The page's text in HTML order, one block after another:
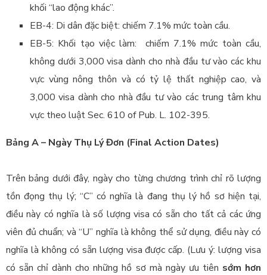
khối “lao động khác”.
EB-4: Di dân đặc biệt: chiếm 7.1% mức toàn cầu.
EB-5: Khối tạo việc làm: chiếm 7.1% mức toàn cầu,
không dưới 3,000 visa dành cho nhà đầu tư vào các khu
vực vùng nông thôn và có tỷ lệ thất nghiệp cao, và
3,000 visa dành cho nhà đầu tư vào các trung tâm khu
vực theo luật Sec. 610 of Pub. L. 102-395.
Bảng A – Ngày Thụ Lý Đơn (Final Action Dates)
Trên bảng dưới đây, ngày cho từng chương trình chỉ rõ lượng
tồn đọng thụ lý; “C” có nghĩa là đang thụ lý hồ sơ hiện tại,
điều này có nghĩa là số lượng visa có sẵn cho tất cả các ứng
viên đủ chuẩn; và “U” nghĩa là không thể sử dụng, điều này có
nghĩa là không có sẵn lượng visa được cấp. (Lưu ý: lượng visa
có sẵn chỉ dành cho những hồ sơ mà ngày ưu tiên sớm hơn